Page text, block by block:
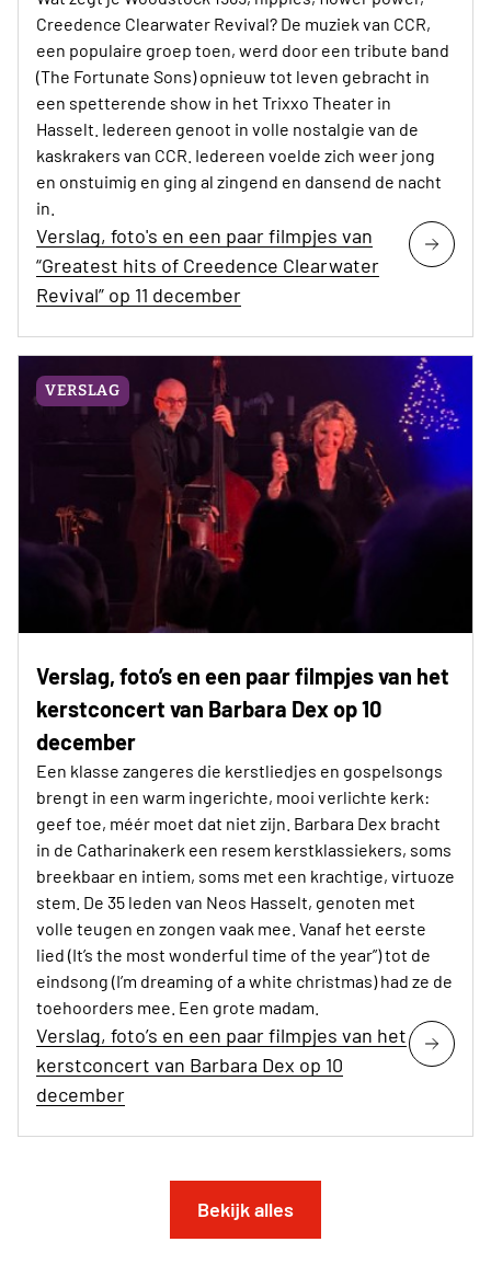
Creedence Clearwater Revival? De muziek van CCR,
een populaire groep toen, werd door een tribute band
(The Fortunate Sons) opnieuw tot leven gebracht in
een spetterende show in het Trixxo Theater in
Hasselt. Iedereen genoot in volle nostalgie van de
kaskrakers van CCR. Iedereen voelde zich weer jong
en onstuimig en ging al zingend en dansend de nacht
in.
Verslag, foto's en een paar filmpjes van
“Greatest hits of Creedence Clearwater
Revival” op 11 december
VERSLAG
Verslag, foto’s en een paar filmpjes van het
kerstconcert van Barbara Dex op 10
december
Een klasse zangeres die kerstliedjes en gospelsongs
brengt in een warm ingerichte, mooi verlichte kerk:
geef toe, méér moet dat niet zijn. Barbara Dex bracht
in de Catharinakerk een resem kerstklassiekers, soms
breekbaar en intiem, soms met een krachtige, virtuoze
stem. De 35 leden van Neos Hasselt, genoten met
volle teugen en zongen vaak mee. Vanaf het eerste
lied (It’s the most wonderful time of the year”) tot de
eindsong (I’m dreaming of a white christmas) had ze de
toehoorders mee. Een grote madam.
Verslag, foto’s en een paar filmpjes van het
kerstconcert van Barbara Dex op 10
december
Bekijk alles